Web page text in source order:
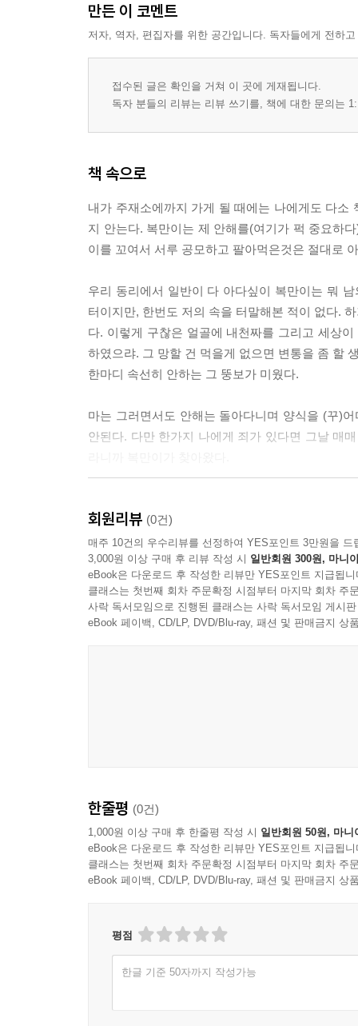
만든 이 코멘트
저자, 역자, 편집자를 위한 공간입니다. 독자들에게 전하
접수된 글은 확인을 거쳐 이 곳에 게재됩니다.
독자 분들의 리뷰는 리뷰 쓰기를, 책에 대한 문의는
책 속으로
내가 주재소에까지 가게 될 때에는 나에게도 다
지 안는다. 복만이는 제 안해를(여기가 퍽 중요하
이를 꼬여서 서루 공모하고 팔아먹은것은 절대로
우리 동리에서 일반이 다 아다싶이 복만이는 뭐
터이지만, 한번도 저의 속을 터말해본 적이 없다.
다. 이렇게 구찮은 얼골에 내천짜를 그리고 세상
하였으랴. 그 망할 건 먹을게 없으면 변통을 좀 할
한마디 속선히 안하는 그 뚱보가 미웠다.
마는 그러면서도 안해는 돌아다니며 양식을 (꾸)
안된다. 다만 한가지 나에게 죄가 있다면 그날 매
“기약서는 왜?”
“아니 글세말이야!” 하고 놈이 어색한 낯으로 대
른다. 그러나 나는 사날전에 놈에게 종용히 드른
싸리문밖으로 놈을 끌고 나와서 그 귀밑에다, “자
잠깐생각하는듯 하드니,
회원리뷰 (0건)
매주 10건의 우수리뷰를 선정하여 YES포인트 3만원을 드
3,000원 이상 구매 후 리뷰 작성 시 일반회원 300원, 마니
eBook은 다운로드 후 작성한 리뷰만 YES포인트 지급됩니
클래스는 첫번째 회차 주문확정 시점부터 마지막 회차 주
사락 독서모임으로 진행된 클래스는 사락 독서모임 게시
eBook 페이백, CD/LP, DVD/Blu-ray, 패션 및 판매금지 상
한줄평 (0건)
1,000원 이상 구매 후 한줄평 작성 시 일반회원 50원, 마니
eBook은 다운로드 후 작성한 리뷰만 YES포인트 지급됩니
클래스는 첫번째 회차 주문확정 시점부터 마지막 회차 주
eBook 페이백, CD/LP, DVD/Blu-ray, 패션 및 판매금지 상
평점
한글 기준 50자까지 작성가능